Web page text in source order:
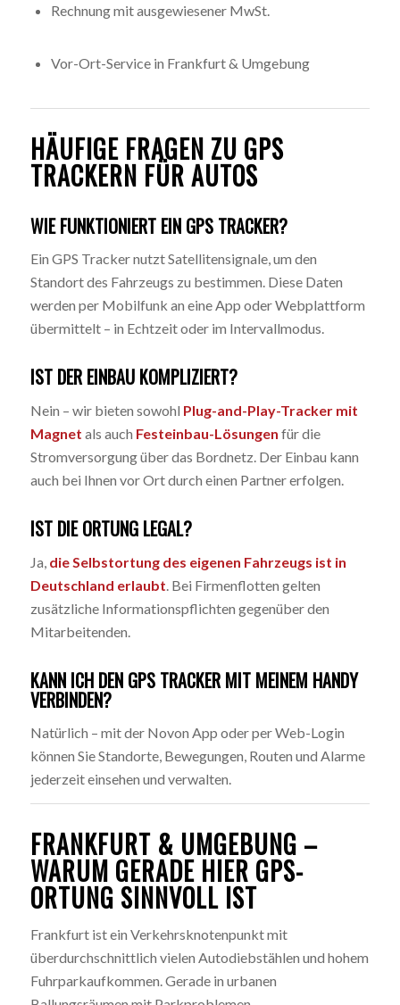
Rechnung mit ausgewiesener MwSt.
Vor-Ort-Service in Frankfurt & Umgebung
HÄUFIGE FRAGEN ZU GPS
TRACKERN FÜR AUTOS
WIE FUNKTIONIERT EIN GPS TRACKER?
Ein GPS Tracker nutzt Satellitensignale, um den
Standort des Fahrzeugs zu bestimmen. Diese Daten
werden per Mobilfunk an eine App oder Webplattform
übermittelt – in Echtzeit oder im Intervallmodus.
IST DER EINBAU KOMPLIZIERT?
Nein – wir bieten sowohl Plug-and-Play-Tracker mit
Magnet als auch Festeinbau-Lösungen für die
Stromversorgung über das Bordnetz. Der Einbau kann
auch bei Ihnen vor Ort durch einen Partner erfolgen.
IST DIE ORTUNG LEGAL?
Ja, die Selbstortung des eigenen Fahrzeugs ist in
Deutschland erlaubt . Bei Firmenflotten gelten
zusätzliche Informationspflichten gegenüber den
Mitarbeitenden.
KANN ICH DEN GPS TRACKER MIT MEINEM HANDY
VERBINDEN?
Natürlich – mit der Novon App oder per Web-Login
können Sie Standorte, Bewegungen, Routen und Alarme
jederzeit einsehen und verwalten.
FRANKFURT & UMGEBUNG –
WARUM GERADE HIER GPS-
ORTUNG SINNVOLL IST
Frankfurt ist ein Verkehrsknotenpunkt mit
überdurchschnittlich vielen Autodiebstählen und hohem
Fuhrparkaufkommen. Gerade in urbanen